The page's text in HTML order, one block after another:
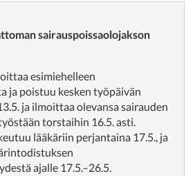
sairauspoissaolojakson
esimiehelleen
ja poistuu kesken työpäivän
ja ilmoittaa olevansa sairauden
torstaihin 16.5. asti.
lääkäriin perjantaina 17.5., ja
ajalle 17.5.–26.5.